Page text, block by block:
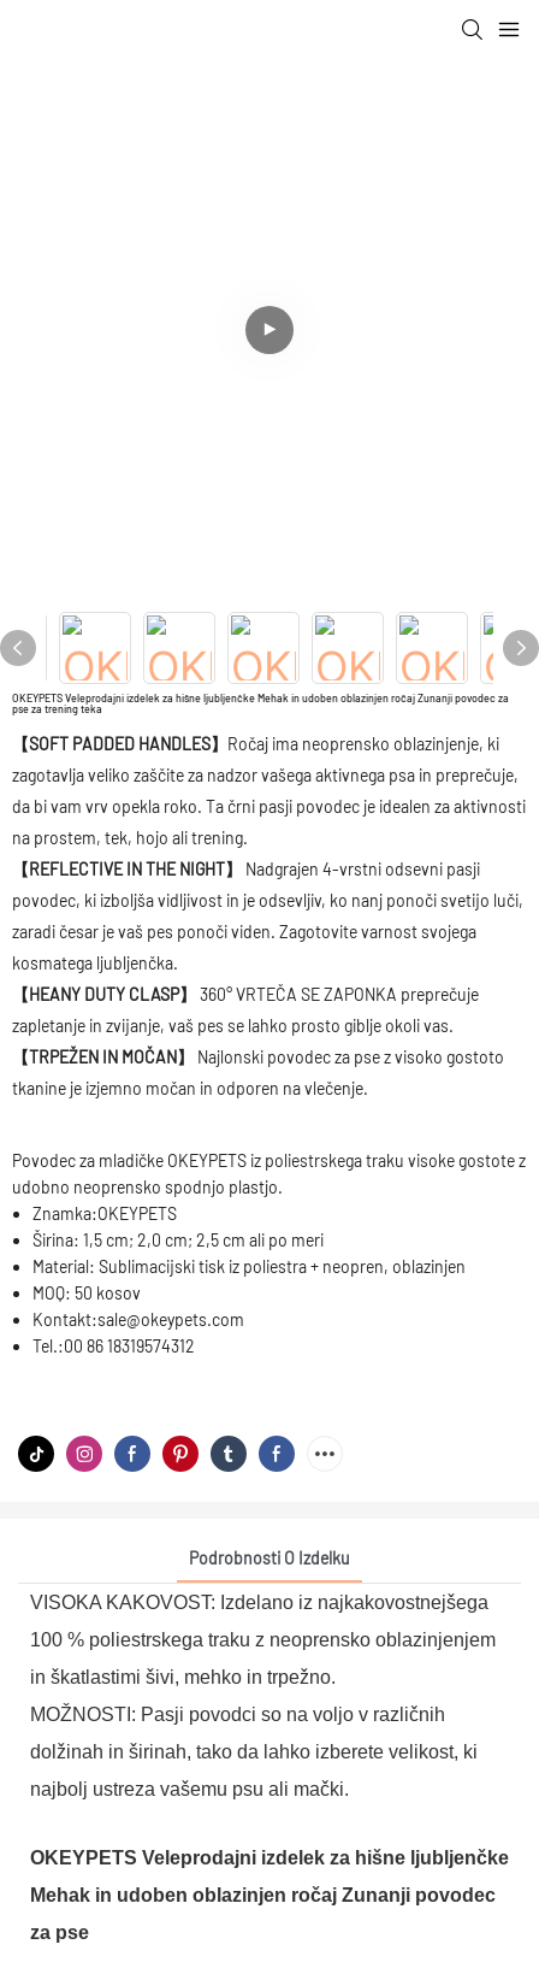
OKEYPETS Veleprodajni izdelek za hišne ljubljenčke Mehak in udoben oblazinjen ročaj Zunanji povodec za
pse za trening teka
【SOFT PADDED HANDLES】 Ročaj ima neoprensko oblazinjenje, ki
zagotavlja veliko zaščite za nadzor vašega aktivnega psa in preprečuje,
da bi vam vrv opekla roko. Ta črni pasji povodec je idealen za aktivnosti
na prostem, tek, hojo ali trening.
【REFLECTIVE IN THE NIGHT】
Nadgrajen 4-vrstni odsevni pasji
povodec, ki izboljša vidljivost in je odsevljiv, ko nanj ponoči svetijo luči,
zaradi česar je vaš pes ponoči viden. Zagotovite varnost svojega
kosmatega ljubljenčka.
【HEANY DUTY CLASP】
360° VRTEČA SE ZAPONKA preprečuje
zapletanje in zvijanje, vaš pes se lahko prosto giblje okoli vas.
【TRPEŽEN IN MOČAN】
Najlonski povodec za pse z visoko gostoto
tkanine je izjemno močan in odporen na vlečenje.
Povodec za mladičke OKEYPETS iz poliestrskega traku visoke gostote z
udobno neoprensko spodnjo plastjo.
Znamka:OKEYPETS
Širina: 1,5 cm; 2,0 cm; 2,5 cm ali po meri
Material: Sublimacijski tisk iz poliestra + neopren, oblazinjen
MOQ: 50 kosov
Kontakt:sale@okeypets.com
Tel.:00 86 18319574312
Podrobnosti O Izdelku
VISOKA KAKOVOST: Izdelano iz najkakovostnejšega
100 % poliestrskega traku z neoprensko oblazinjenjem
in škatlastimi šivi, mehko in trpežno.
MOŽNOSTI: Pasji povodci so na voljo v različnih
dolžinah in širinah, tako da lahko izberete velikost, ki
najbolj ustreza vašemu psu ali mački.
OKEYPETS Veleprodajni izdelek za hišne ljubljenčke
Mehak in udoben oblazinjen ročaj Zunanji povodec
za pse